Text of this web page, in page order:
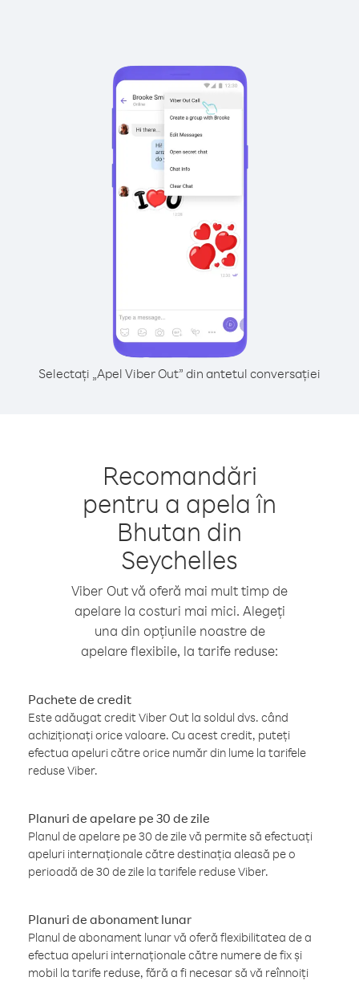
Selectați „Apel Viber Out” din antetul conversației
Recomandări
pentru a apela în
Bhutan din
Seychelles
Viber Out vă oferă mai mult timp de
apelare la costuri mai mici. Alegeți
una din opțiunile noastre de
apelare flexibile, la tarife reduse:
Pachete de credit
Este adăugat credit Viber Out la soldul dvs. când
achiziționați orice valoare. Cu acest credit, puteți
efectua apeluri către orice număr din lume la tarifele
reduse Viber.
Planuri de apelare pe 30 de zile
Planul de apelare pe 30 de zile vă permite să efectuați
apeluri internaționale către destinația aleasă pe o
perioadă de 30 de zile la tarifele reduse Viber.
Planuri de abonament lunar
Planul de abonament lunar vă oferă flexibilitatea de a
efectua apeluri internaționale către numere de fix și
mobil la tarife reduse, fără a fi necesar să vă reînnoiți